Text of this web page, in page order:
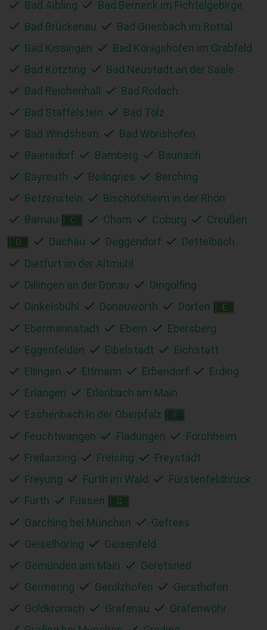
Bad Aibling
Bad Berneck im Fichtelgebirge
Bad Brückenau
Bad Griesbach im Rottal
Bad Kissingen
Bad Königshofen im Grabfeld
Bad Kötzting
Bad Neustadt an der Saale
Bad Reichenhall
Bad Rodach
Bad Staffelstein
Bad Tölz
Bad Windsheim
Bad Wörishofen
Baiersdorf
Bamberg
Baunach
Bayreuth
Beilngries
Berching
Betzenstein
Bischofsheim in der Rhön
Bärnau
C Cham Coburg Creußen
D Dachau Deggendorf
Dettelbach
Dietfurt an der Altmühl
Dillingen an der Donau
Dingolfing
Dinkelsbühl
Donauwörth Dorfen E
Ebermannstadt Ebern
Ebersberg
Eggenfelden
Eibelstadt
Eichstätt
Ellingen
Eltmann Erbendorf
Erding
Erlangen
Erlenbach am Main
Eschenbach in der Oberpfalz
F
Feuchtwangen Fladungen
Forchheim
Freilassing
Freising
Freystadt
Freyung
Furth im Wald
Fürstenfeldbruck
Fürth
Füssen G
Garching bei München
Gefrees
Geiselhöring
Geisenfeld
Gemünden am Main
Geretsried
Germering
Gerolzhofen
Gersthofen
Goldkronach
Grafenau
Grafenwöhr